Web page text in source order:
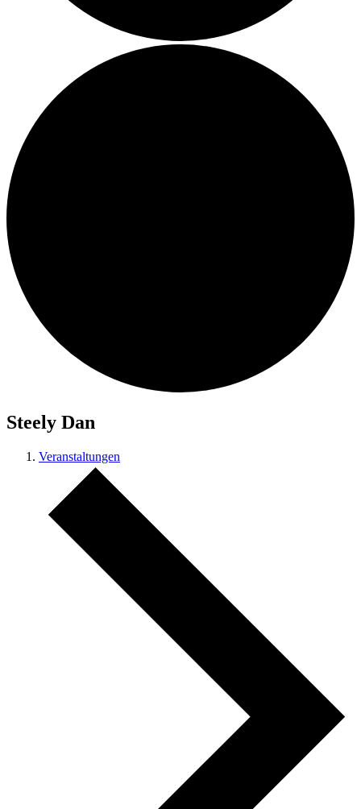
Steely Dan
Veranstaltungen